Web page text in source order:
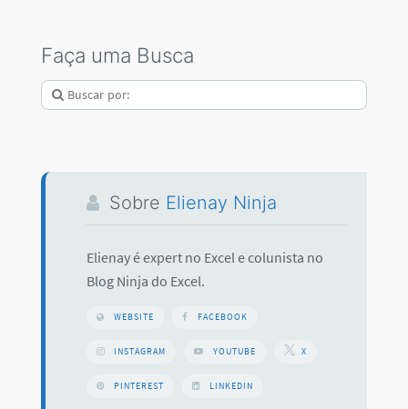
Faça uma Busca
Sobre Elienay Ninja
Elienay é expert no Excel e colunista no
Blog Ninja do Excel.
WEBSITE FACEBOOK
INSTAGRAM YOUTUBE X
PINTEREST LINKEDIN